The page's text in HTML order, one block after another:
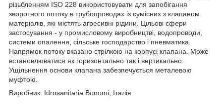
різьбленням ISO 228 використовувати для запобігання
зворотного потоку в трубопроводах із сумісних з клапаном
матеріалів, які містять агресивні рідини. Цільові сфери
застосування - у промисловому виробництві, водопроводи,
системи опалення, сільське господарство і пневматика.
Напрямок потоку вказано стрілкою на корпусі клапана. Може
встановлюватися як горизонтально так і вертикально.
Ущільнення основи клапана забезпечується металевою
муфтою.
Виробник: Idrosanitaria Bonomi, Італія